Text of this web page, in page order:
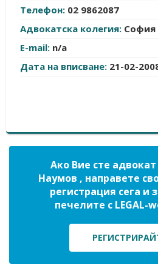
Телефон: 02 9862087
Адвокатска колегия: София
E-mail: n/a
Дата на вписване: 21-02-
Ако Вие сте
Наумов , направете
регистрация сега и
печелите с LEGAL-